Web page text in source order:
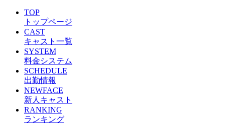
TOP
トップページ
CAST
キャスト一覧
SYSTEM
料金システム
SCHEDULE
出勤情報
NEWFACE
新人キャスト
RANKING
ランキング